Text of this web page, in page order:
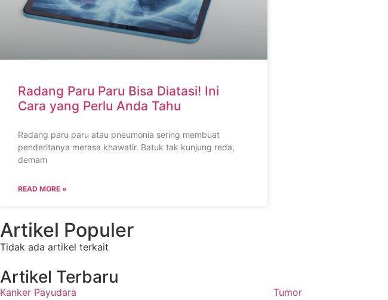
Radang Paru Paru Bisa Diatasi! Ini
Cara yang Perlu Anda Tahu
Radang paru paru atau pneumonia sering membuat
penderitanya merasa khawatir. Batuk tak kunjung reda,
demam
READ MORE »
Artikel Populer
Tidak ada artikel terkait
Artikel Terbaru
Kanker Payudara Tumor